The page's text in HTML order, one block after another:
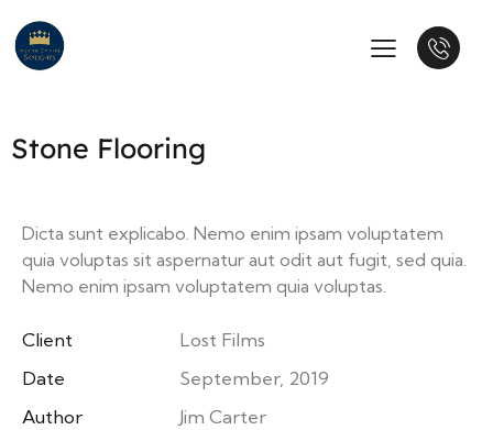
Stone Flooring
Dicta sunt explicabo. Nemo enim ipsam voluptatem
quia voluptas sit aspernatur aut odit aut fugit, sed quia.
Nemo enim ipsam voluptatem quia voluptas.
Client
Lost Films
Date
September, 2019
Author
Jim Carter